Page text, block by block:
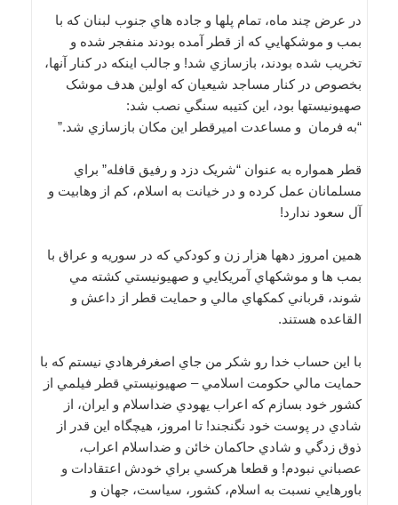
در عرض چند ماه، تمام پلها و جاده هاي جنوب لبنان که با
بمب و موشکهايي که از قطر آمده بودند منفجر شده و
تخريب شده بودند، بازسازي شد! و جالب اينکه در کنار آنها،
بخصوص در کنار مساجد شيعيان که اولين هدف موشک
صهيونيستها بود، اين کتيبه سنگي نصب شد:
“به فرمان و مساعدت اميرقطر اين مکان بازسازي شد.”
قطر همواره به عنوان “شريک دزد و رفيق قافله” براي
مسلمانان عمل کرده و در خيانت به اسلام، کم از وهابيت و
آل سعود ندارد!
همين امروز دهها هزار زن و کودکي که در سوريه و عراق با
بمب ها و موشکهاي آمريکايي و صهيونيستي کشته مي
شوند، قرباني کمکهاي مالي و حمايت قطر از داعش و
القاعده هستند.
با اين حساب خدا رو شکر من جاي اصغرفرهادي نيستم که با
حمايت مالي حکومت اسلامي – صهيونيستي قطر فيلمي از
کشور خود بسازم که اعراب يهودي ضداسلام و ايران، از
شادي در پوست خود نگنجند! تا امروز، هيچگاه اين قدر از
ذوق زدگي و شادي حاکمان خائن و ضداسلام اعراب،
عصباني نبودم! و قطعا هرکسي براي خودش اعتقادات و
باورهايي نسبت به اسلام، کشور، سياست، جهان و